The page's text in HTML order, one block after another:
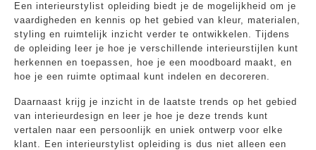
Een interieurstylist opleiding biedt je de mogelijkheid om je
vaardigheden en kennis op het gebied van kleur, materialen,
styling en ruimtelijk inzicht verder te ontwikkelen. Tijdens
de opleiding leer je hoe je verschillende interieurstijlen kunt
herkennen en toepassen, hoe je een moodboard maakt, en
hoe je een ruimte optimaal kunt indelen en decoreren.
Daarnaast krijg je inzicht in de laatste trends op het gebied
van interieurdesign en leer je hoe je deze trends kunt
vertalen naar een persoonlijk en uniek ontwerp voor elke
klant. Een interieurstylist opleiding is dus niet alleen een